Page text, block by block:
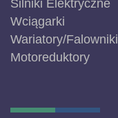
Silniki Elektryczne
Wciągarki
Wariatory/Falowniki
Motoreduktory